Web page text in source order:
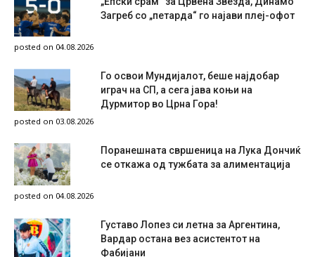
Загреб со „петарда“ го најави плеј-офот
posted on 04.08.2026
Го освои Мундијалот, беше најдобар
играч на СП, а сега јава коњи на
Дурмитор во Црна Гора!
posted on 03.08.2026
Поранешната свршеница на Лука Дончиќ
се откажа од тужбата за алиментација
posted on 04.08.2026
Густаво Лопез си летна за Аргентина,
Вардар остана вез асистентот на
Фабијани